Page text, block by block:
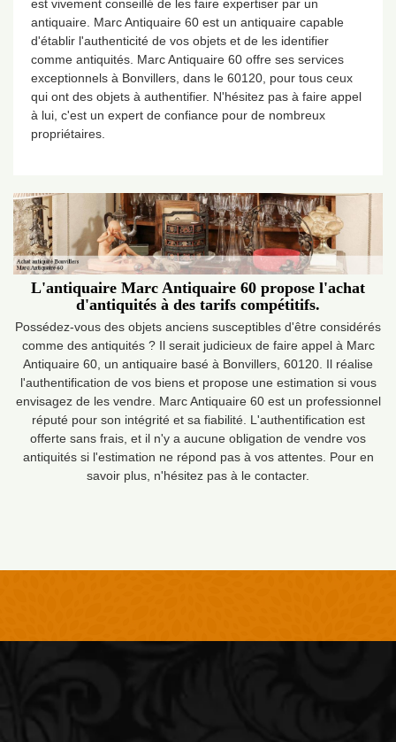
est vivement conseillé de les faire expertiser par un
antiquaire. Marc Antiquaire 60 est un antiquaire capable
d'établir l'authenticité de vos objets et de les identifier
comme antiquités. Marc Antiquaire 60 offre ses services
exceptionnels à Bonvillers, dans le 60120, pour tous ceux
qui ont des objets à authentifier. N'hésitez pas à faire appel
à lui, c'est un expert de confiance pour de nombreux
propriétaires.
L'antiquaire Marc Antiquaire 60 propose l'achat
d'antiquités à des tarifs compétitifs.
Possédez-vous des objets anciens susceptibles d'être considérés
comme des antiquités ? Il serait judicieux de faire appel à Marc
Antiquaire 60, un antiquaire basé à Bonvillers, 60120. Il réalise
l'authentification de vos biens et propose une estimation si vous
envisagez de les vendre. Marc Antiquaire 60 est un professionnel
réputé pour son intégrité et sa fiabilité. L'authentification est
offerte sans frais, et il n'y a aucune obligation de vendre vos
antiquités si l'estimation ne répond pas à vos attentes. Pour en
savoir plus, n'hésitez pas à le contacter.